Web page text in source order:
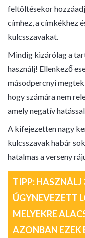
feltöltésekor
címhez, a címkékhez
kulcsszavakat.
Mindig kizárólag a
használj! Ellenkező
másodpercnyi
hogy számára nem
amely negatív
A kifejezetten nagy
kulcsszavak habár
hatalmas a verseny
TIPP: HASZNÁLJ
ÚGYNEVEZETT
MELYEKRE
AZONBAN EZEK